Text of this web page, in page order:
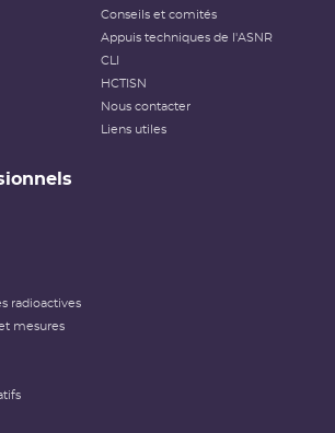
Conseils et comités
Appuis techniques de l'ASNR
CLI
HCTISN
Nous contacter
Liens utiles
radioactives
mesures